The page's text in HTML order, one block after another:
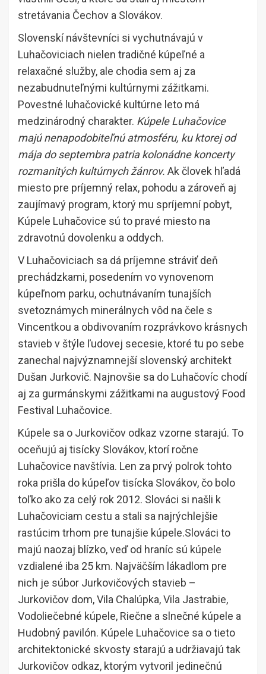
stretávania Čechov a Slovákov.
Slovenskí návštevníci si vychutnávajú v
Luhačoviciach nielen tradičné kúpeľné a
relaxačné služby, ale chodia sem aj za
nezabudnuteľnými kultúrnymi zážitkami.
Povestné luhačovické kultúrne leto má
medzinárodný charakter. Kúpele Luhačovice
majú nenapodobiteľnú atmosféru, ku ktorej od
mája do septembra patria kolonádne koncerty
rozmanitých kultúrnych žánrov. Ak človek hľadá
miesto pre príjemný relax, pohodu a zároveň aj
zaujímavý program, ktorý mu spríjemní pobyt,
Kúpele Luhačovice sú to pravé miesto na
zdravotnú dovolenku a oddych.
V Luhačoviciach sa dá príjemne stráviť deň
prechádzkami, posedením vo vynovenom
kúpeľnom parku, ochutnávaním tunajších
svetoznámych minerálnych vôd na čele s
Vincentkou a obdivovaním rozprávkovo krásnych
stavieb v štýle ľudovej secesie, ktoré tu po sebe
zanechal najvýznamnejší slovenský architekt
Dušan Jurkovič. Najnovšie sa do Luhačovíc chodí
aj za gurmánskymi zážitkami na augustový Food
Festival Luhačovice.
Kúpele sa o Jurkovičov odkaz vzorne starajú. To
oceňujú aj tisícky Slovákov, ktorí ročne
Luhačovice navštívia. Len za prvý polrok tohto
roka prišla do kúpeľov tisícka Slovákov, čo bolo
toľko ako za celý rok 2012. Slováci si našli k
Luhačoviciam cestu a stali sa najrýchlejšie
rastúcim trhom pre tunajšie kúpele.Slováci to
majú naozaj blízko, veď od hraníc sú kúpele
vzdialené iba 25 km. Najväčším lákadlom pre
nich je súbor Jurkovičových stavieb –
Jurkovičov dom, Vila Chalúpka, Vila Jastrabie,
Vodoliečebné kúpele, Riečne a slnečné kúpele a
Hudobný pavilón. Kúpele Luhačovice sa o tieto
architektonické skvosty starajú a udržiavajú tak
Jurkovičov odkaz, ktorým vytvoril jedinečnú